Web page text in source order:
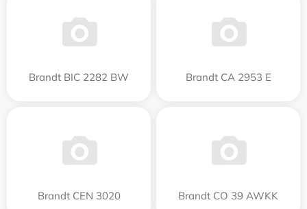
Brandt BIC 2282 BW Brandt CA 2953 E
Brandt CEN 3020 Brandt CO 39 AWKK